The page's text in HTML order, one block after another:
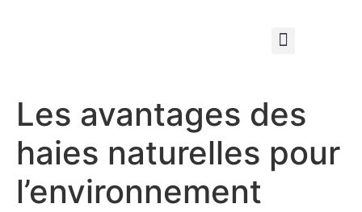
Les avantages des
haies naturelles pour
l’environnement